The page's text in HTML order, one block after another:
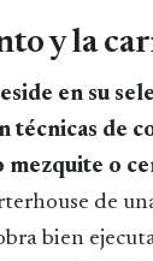
y la
en su
de
mezquite o
de
bien